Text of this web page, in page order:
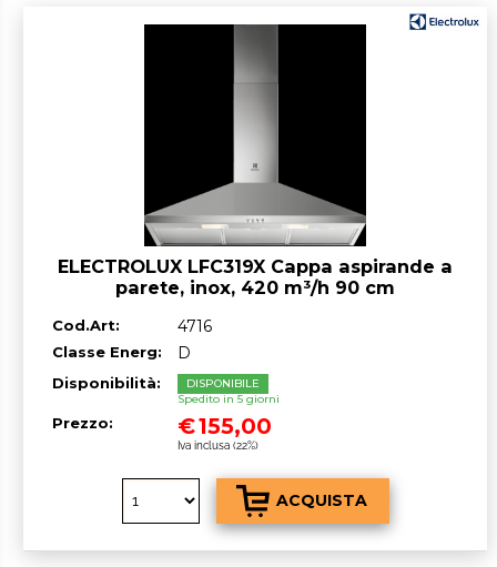
ELECTROLUX LFC319X Cappa aspirande a
parete, inox, 420 m³/h 90 cm
Cod.Art: 4716
Classe Energ: D
Disponibilità:
DISPONIBILE
Spedito in 5 giorni
Prezzo: €155,00
Iva inclusa (22%)